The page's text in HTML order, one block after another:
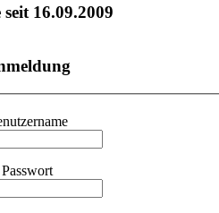
16.09.2009
Passwort